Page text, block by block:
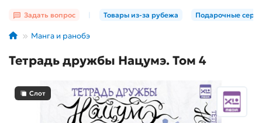
Задать вопрос Товары из-за рубежа Подарочные
Манга и ранобэ
Тетрадь дружбы Нацумэ. Том 4
Слот